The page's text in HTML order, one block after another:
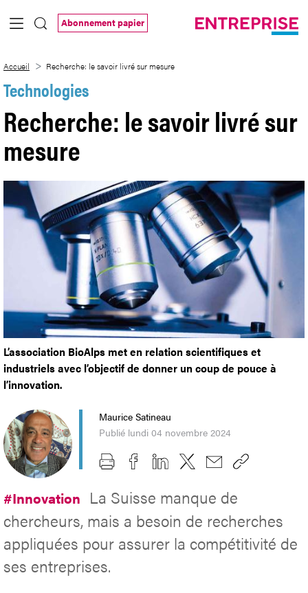
Saut au contenu principal
Abonnement papier
Accueil Recherche: le savoir livré sur mesure
Technologies
Recherche: le savoir livré sur
mesure
L’association BioAlps met en relation scientifiques et
industriels avec l’objectif de donner un coup de pouce à
l’innovation.
Maurice Satineau
Publié lundi 04 novembre 2024
#Innovation La Suisse manque de
chercheurs, mais a besoin de recherches
appliquées pour assurer la compétitivité de
ses entreprises.